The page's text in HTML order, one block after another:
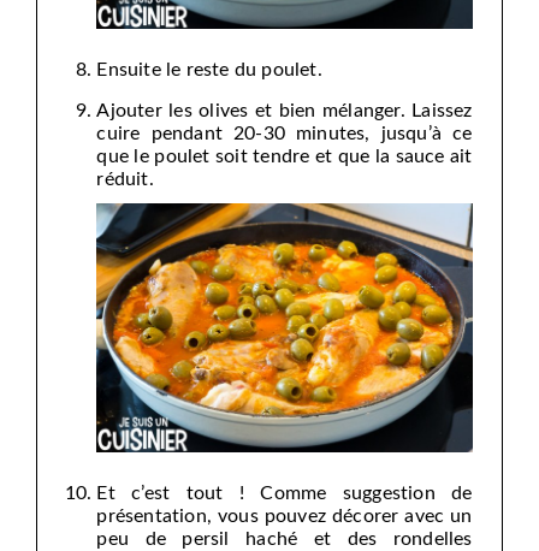
Ensuite le reste du poulet.
Ajouter les olives et bien mélanger. Laissez
cuire pendant 20-30 minutes, jusqu’à ce
que le poulet soit tendre et que la sauce ait
réduit.
Et c’est tout ! Comme suggestion de
présentation, vous pouvez décorer avec un
peu de persil haché et des rondelles